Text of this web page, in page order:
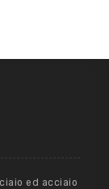
ed acciaio